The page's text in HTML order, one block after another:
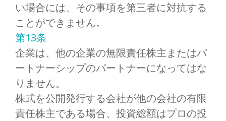
い場合には、その事項を第三者に対抗する
ことができません。
第13条
企業は、他の企業の無限責任株主またはパ
ートナーシップのパートナーになってはな
りません。
株式を公開発行する会社が他の会社の有限
責任株主である場合、投資総額はプロの投